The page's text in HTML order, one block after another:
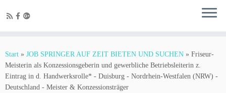
Inhalt
springen
Start » JOB SPRINGER AUF ZEIT BIETEN UND SUCHEN » Friseur-
Meisterin als Konzessionsgeberin und gewerbliche Betriebsleiterin z.
Eintrag in d. Handwerksrolle* - Duisburg - Nordrhein-Westfalen (NRW) -
Deutschland - Meister & Konzessionsträger